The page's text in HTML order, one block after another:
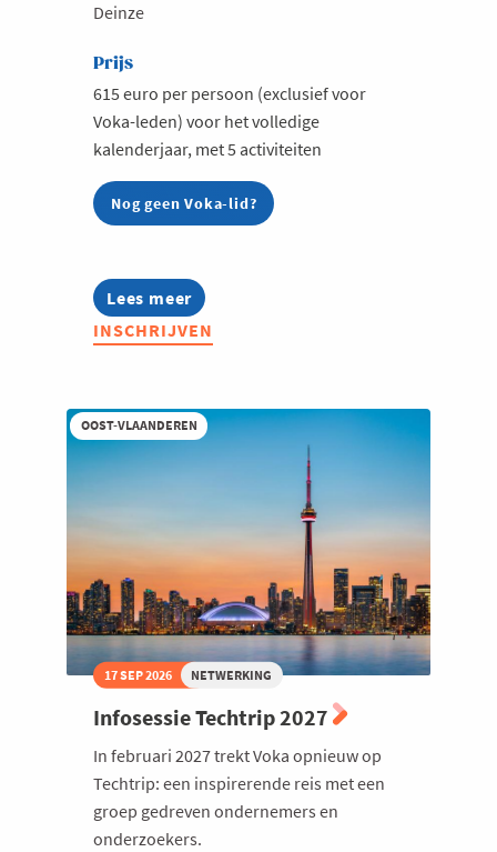
Deinze
Prijs
615 euro per persoon (exclusief voor
Voka-leden) voor het volledige
kalenderjaar, met 5 activiteiten
Nog geen Voka-lid?
Lees meer
about
Food
&
INSCHRIJVEN
OOST-VLAANDEREN
17 SEP 2026 NETWERKING
Infosessie Techtrip 2027
In februari 2027 trekt Voka opnieuw op
Techtrip: een inspirerende reis met een
groep gedreven ondernemers en
onderzoekers.